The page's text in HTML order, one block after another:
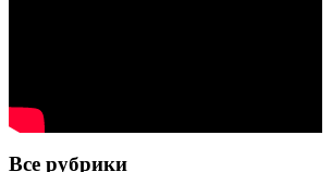
Все рубрики